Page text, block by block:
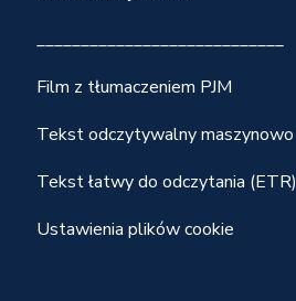
____________________________
Film z tłumaczeniem PJM
Tekst odczytywalny maszynowo
Tekst łatwy do odczytania (ETR)
Ustawienia plików cookie